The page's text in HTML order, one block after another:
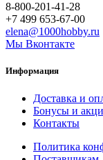
8-800-201-41-28
+7 499 653-67-00
elena@1000hobby.ru
Мы Вконтакте
Информация
Доставка и
Бонусы и
Контакты
Политика